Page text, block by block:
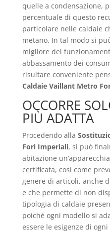
quelle a condensazione,
percentuale di questo
particolare nelle caldaie
metano. In tal modo si
migliore del
abbassamento dei
risultare conveniente
Caldaie Vaillant Metro
OCCORRE
PIÙ ADATTA
Procedendo alla
Fori Imperiali, si può
abitazione
certificata, così come
genere di articoli, anche
e che permette di non
tipologia di caldaie
poiché ogni modello si
essere le esigenze di